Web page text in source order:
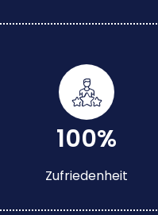
100%
Zufriedenheit